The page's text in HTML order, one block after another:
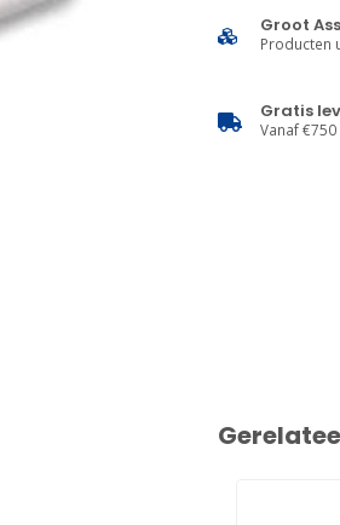
Groot
Producten
Gratis
Vanaf €750